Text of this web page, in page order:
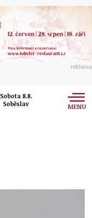
reklama
Sobota 8.8.
Soběslav
MENU